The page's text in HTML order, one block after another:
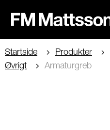
Startside Produkter
Øvrigt
Armaturgreb